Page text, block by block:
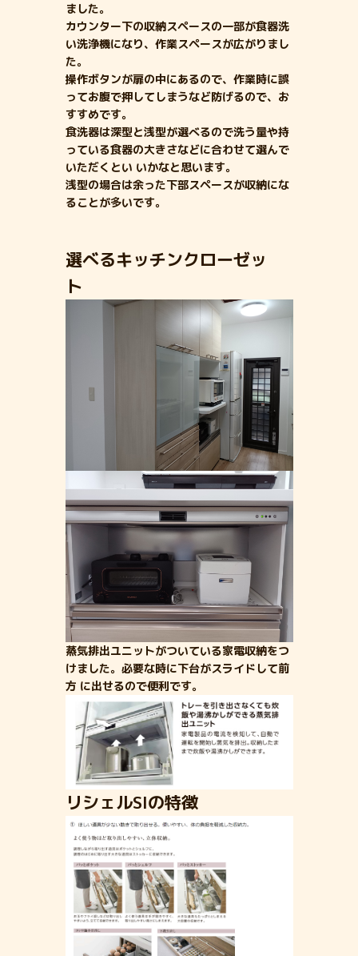
ました。
カウンター下の収納スペースの一部が食器洗
い洗浄機になり、作業スペースが広がりまし
た。
操作ボタンが扉の中にあるので、作業時に誤
ってお腹で押してしまうなど防げるので、お
すすめです。
食洗器は深型と浅型が選べるので洗う量や持
っている食器の大きさなどに合わせて選んで
いただくとい いかなと思います。
浅型の場合は余った下部スペースが収納にな
ることが多いです。
選べるキッチンクローゼッ
ト
蒸気排出ユニットがついている家電収納をつ
けました。必要な時に下台がスライドして前
方 に出せるので便利です。
リシェルSIの特徴